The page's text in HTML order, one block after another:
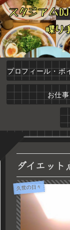
プロフィール・ボ
お仕事
ダイエット
久世の日々